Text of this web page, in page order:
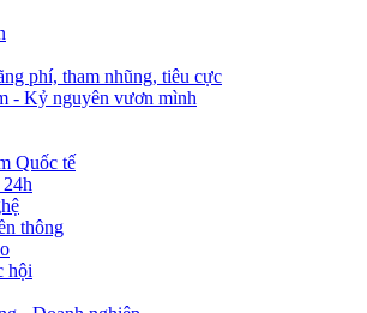
phí, tham nhũng, tiêu cực
- Kỷ nguyên vươn mình
Quốc tế
thông
hội